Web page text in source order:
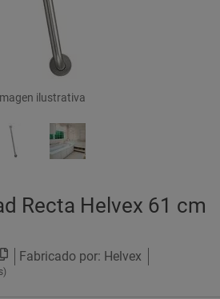
ilustrativa
Recta Helvex 61 cm
Fabricado por: Helvex